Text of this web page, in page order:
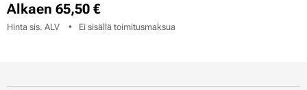
Alkaen 65,50 €
Hinta sis. ALV Ei sisällä toimitusmaksua